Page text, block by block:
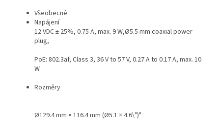
Všeobecné
Napájení
12 VDC ± 25%, 0.75 A, max. 9 W,Ø5.5 mm coaxial power
plug,
PoE: 802.3af, Class 3, 36 V to 57 V, 0.27 A to 0.17 A, max. 10
W
Rozměry
Ø129.4 mm × 116.4 mm (Ø5.1 × 4.6\")"